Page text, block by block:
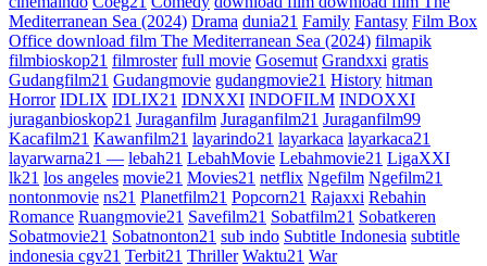
Mediterranean Sea (2024) Drama dunia21 Family Fantasy Film Box
Office download film The Mediterranean Sea (2024) filmapik
filmbioskop21 filmroster full movie Gosemut Grandxxi gratis
Gudangfilm21 Gudangmovie gudangmovie21 History hitman
Horror IDLIX IDLIX21 IDNXXI INDOFILM INDOXXI
juraganbioskop21 Juraganfilm Juraganfilm21 Juraganfilm99
Kacafilm21 Kawanfilm21 layarindo21 layarkaca layarkaca21
layarwarna21 — lebah21 LebahMovie Lebahmovie21 LigaXXI
lk21 los angeles movie21 Movies21 netflix Ngefilm Ngefilm21
nontonmovie ns21 Planetfilm21 Popcorn21 Rajaxxi Rebahin
Romance Ruangmovie21 Savefilm21 Sobatfilm21 Sobatkeren
Sobatmovie21 Sobatnonton21 sub indo Subtitle Indonesia subtitle
indonesia cgv21 Terbit21 Thriller Waktu21 War